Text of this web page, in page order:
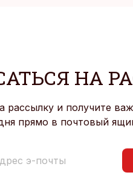
НА
рассылку и получите
прямо в почтовый